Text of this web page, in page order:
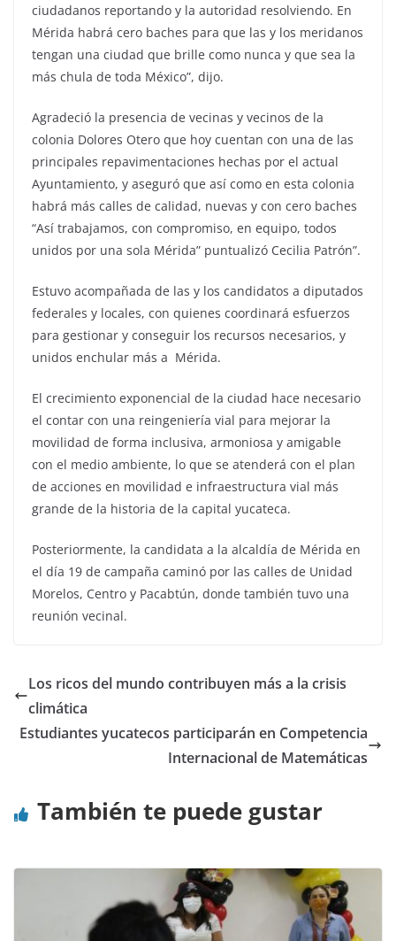
ciudadanos reportando y la autoridad resolviendo. En
Mérida habrá cero baches para que las y los meridanos
tengan una ciudad que brille como nunca y que sea la
más chula de toda México”, dijo.
Agradeció la presencia de vecinas y vecinos de la
colonia Dolores Otero que hoy cuentan con una de las
principales repavimentaciones hechas por el actual
Ayuntamiento, y aseguró que así como en esta colonia
habrá más calles de calidad, nuevas y con cero baches
“Así trabajamos, con compromiso, en equipo, todos
unidos por una sola Mérida” puntualizó Cecilia Patrón”.
Estuvo acompañada de las y los candidatos a diputados
federales y locales, con quienes coordinará esfuerzos
para gestionar y conseguir los recursos necesarios, y
unidos enchular más a Mérida.
El crecimiento exponencial de la ciudad hace necesario
el contar con una reingeniería vial para mejorar la
movilidad de forma inclusiva, armoniosa y amigable
con el medio ambiente, lo que se atenderá con el plan
de acciones en movilidad e infraestructura vial más
grande de la historia de la capital yucateca.
Posteriormente, la candidata a la alcaldía de Mérida en
el día 19 de campaña caminó por las calles de Unidad
Morelos, Centro y Pacabtún, donde también tuvo una
reunión vecinal.
Los ricos del mundo contribuyen más a la crisis
climática
Estudiantes yucatecos participarán en Competencia
Internacional de Matemáticas
También te puede gustar